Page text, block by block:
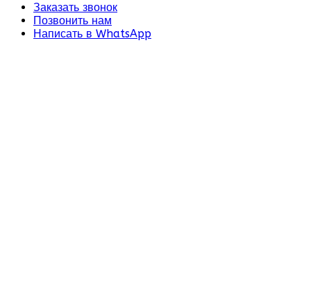
Заказать звонок
Позвонить нам
Написать в WhatsApp